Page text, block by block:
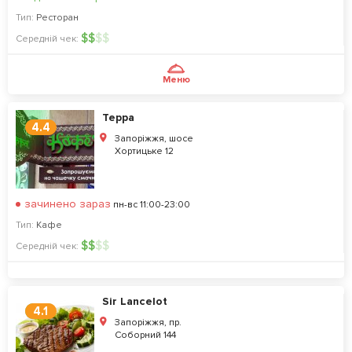
Тип: Ресторан
Середній чек: $$$$
Меню
4.4
Терра
Запоріжжя, шосе
Хортицьке 12
зачинено зараз пн-вс 11:00-23:00
Тип: Кафе
Середній чек: $$$$
4.1
Sir Lancelot
Запоріжжя, пр.
Соборний 144